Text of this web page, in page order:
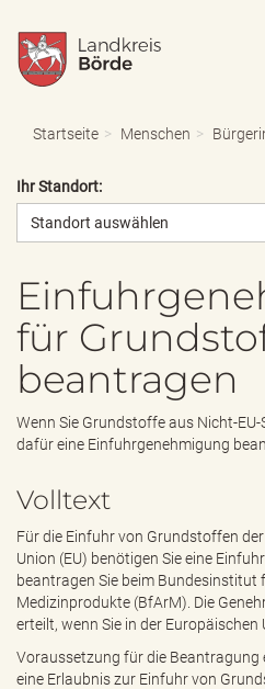
Startseite Menschen
Ihr Standort:
Standort auswählen
für
beantragen
Wenn Sie Grundstoffe aus Nicht-
dafür eine Einfuhrgenehmigung
Volltext
Für die Einfuhr von Grundstoffen
Union (EU) benötigen Sie eine
beantragen Sie beim Bundesinstitut
Medizinprodukte (BfArM). Die
erteilt, wenn Sie in der Europäischen
Voraussetzung für die Beantragung
eine Erlaubnis zur Einfuhr von